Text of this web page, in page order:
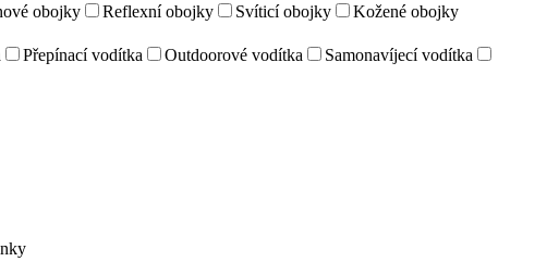
obojky Reflexní obojky Svíticí obojky
Kožené obojky
Přepínací vodítka Outdoorové vodítka
Samonavíjecí vodítka